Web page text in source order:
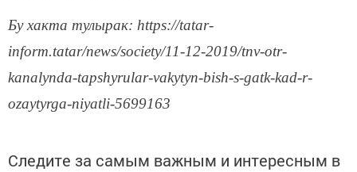
Бу хакта тулырак: https://tatar-
inform.tatar/news/society/11-12-2019/tnv-otr-
kanalynda-tapshyrular-vakytyn-bish-s-gatk-kad-r-
ozaytyrga-niyatli-5699163
Следите за самым важным и интересным в